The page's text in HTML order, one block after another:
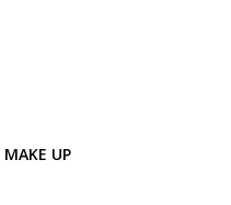
MAKE UP